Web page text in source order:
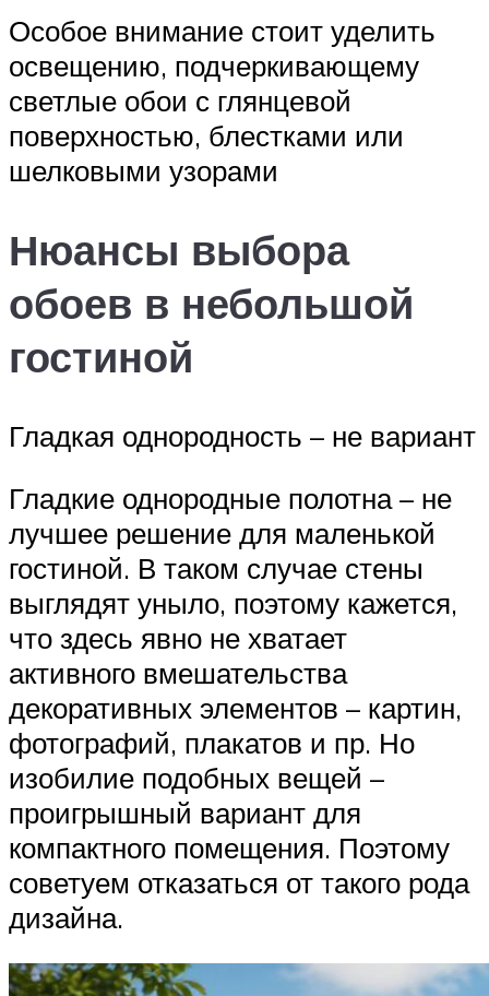
Особое внимание стоит уделить
освещению, подчеркивающему
светлые обои с глянцевой
поверхностью, блестками или
шелковыми узорами
Нюансы выбора
обоев в небольшой
гостиной
Гладкая однородность – не вариант
Гладкие однородные полотна – не
лучшее решение для маленькой
гостиной. В таком случае стены
выглядят уныло, поэтому кажется,
что здесь явно не хватает
активного вмешательства
декоративных элементов – картин,
фотографий, плакатов и пр. Но
изобилие подобных вещей –
проигрышный вариант для
компактного помещения. Поэтому
советуем отказаться от такого рода
дизайна.